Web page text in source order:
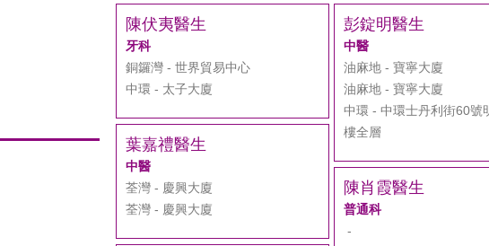
陳伏夷醫生
牙科
銅鑼灣 - 世界貿易中心
中環 - 太子大廈
彭錠明醫生
中醫
油麻地 - 寶寧大廈
油麻地 - 寶寧大廈
中環 - 中環士丹利街60號
樓全層
葉嘉禮醫生
中醫
荃灣 - 慶興大廈
荃灣 - 慶興大廈
陳肖霞醫生
普通科
-